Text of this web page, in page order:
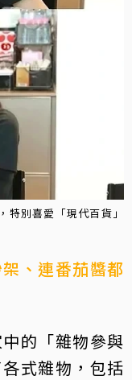
別喜愛「現代百貨」
、連番茄醬都
的「雜物參與
式雜物，包括